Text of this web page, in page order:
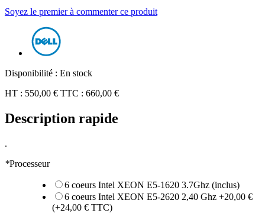
Soyez le premier à commenter ce produit
Disponibilité : En stock
HT : 550,00 € TTC : 660,00 €
Description rapide
.
*Processeur
6 coeurs Intel XEON E5-1620 3.7Ghz (inclus)
6 coeurs Intel XEON E5-2620 2,40 Ghz +20,00 €
(+24,00 € TTC)